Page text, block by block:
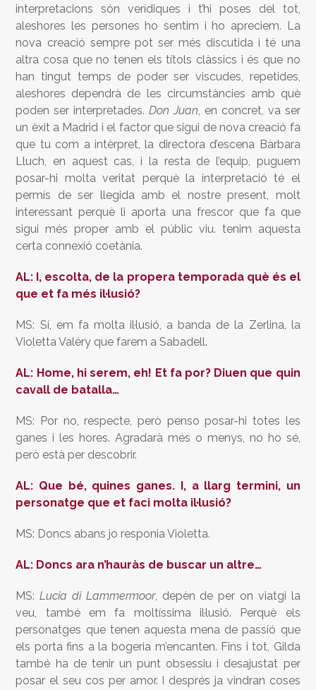
interpretacions són verídiques i t’hi poses del tot,
aleshores les persones ho sentim i ho apreciem. La
nova creació sempre pot ser més discutida i té una
altra cosa que no tenen els títols clàssics i és que no
han tingut temps de poder ser viscudes, repetides,
aleshores dependrà de les circumstàncies amb què
poden ser interpretades.Don Juan, en concret, va ser
un èxit a Madrid i el factor que sigui de nova creació fa
que tu com a intèrpret, la directora d’escena Bàrbara
Lluch, en aquest cas, i la resta de l’equip, puguem
posar-hi molta veritat perquè la interpretació té el
permís de ser llegida amb el nostre present, molt
interessant perquè li aporta una frescor que fa que
sigui més proper amb el públic viu. tenim aquesta
certa connexió coetània.
AL: I, escolta, de la propera temporada què és el
que et fa més il·lusió?
MS: Sí, em fa molta il·lusió, a banda de la Zerlina, la
Violetta Valéry que farem a Sabadell.
AL: Home, hi serem, eh! Et fa por? Diuen que quin
cavall de batalla…
MS: Por no, respecte, però penso posar-hi totes les
ganes i les hores. Agradarà més o menys, no ho sé,
però està per descobrir.
AL: Que bé, quines ganes. I, a llarg termini, un
personatge que et faci molta il·lusió?
MS: Doncs abans jo responia Violetta.
AL: Doncs ara n’hauràs de buscar un altre…
MS:Lucia di Lammermoor, depèn de per on viatgi la
veu, també em fa moltíssima il·lusió. Perquè els
personatges que tenen aquesta mena de passió que
els porta fins a la bogeria m’encanten. Fins i tot, Gilda
també ha de tenir un punt obsessiu i desajustat per
posar el seu cos per amor. I després ja vindran coses